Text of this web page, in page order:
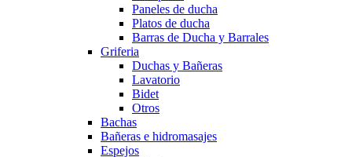
Paneles de ducha
Platos de ducha
Barras de Ducha y Barrales
Griferia
Duchas y Bañeras
Lavatorio
Bidet
Otros
Bachas
Bañeras e hidromasajes
Espejos